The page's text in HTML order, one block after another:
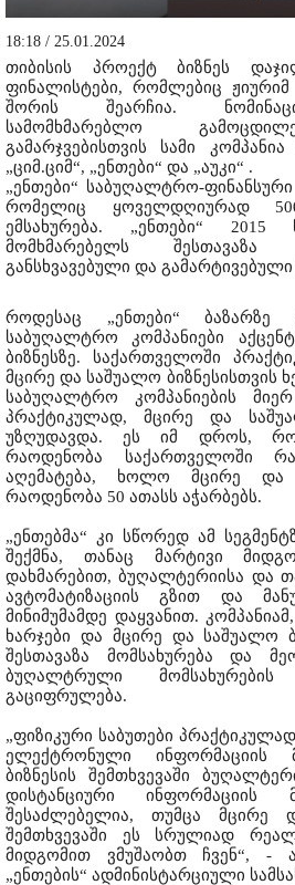
18:18 / 25.01.2024
თიბისის პროექტ ბიზნეს
ფინალისტები, რომლებიც ჟიურიმ
შორის შეარჩია.
სამომხმარებლო
გამარჯვებისთვის სამი
„ციმ.ციმ“, „ენთები“ და „აუკი“ .
„ენთები“ საბუღალტრო-ფინანსური
რომელიც ყოველდღიურად
ემსახურება. „ენთები“
მომხმარებელს შესთავაზა
განსხვავებული და გამარტივებული
როდესაც „ენთები“ ბაზარზე
საბუღალტრო კომპანიები
ბიზნესზე. საქართველოში
მცირე და საშუალო ბიზნესისთვის
საბუღალტრო კომპანიების
პრაქტიკულად, მცირე და
უზღუდავდა. ეს იმ დროს,
რაოდენობა საქართველოში
აღემატება, ხოლო მცირე და
რაოდენობა 50 ათასს აჭარბებს.
„ენთებმა“ კი სწორედ ამ
შექმნა, თანაც მარტივი
დახმარებით, ბუღალტერიისა და
ავტომატიზაციის გზით და
მინიმუმამდე დაყვანით.
ხარჯები და მცირე და საშუალო
შესთავაზა მომსახურება და
ბუღალტრული
გაციფრულება.
„ფიზიკური საბუთები
ელექტრონული ინფორმაციის
ბიზნესის შემთხვევაში
დისტანციური ინფორმაციის
შესაძლებელია, თუმცა მცირე
შემთხვევაში ეს სრულიად
მიდგომით ვმუშაობთ ჩვენ“, -
„ენთების“ ადმინისტარციული